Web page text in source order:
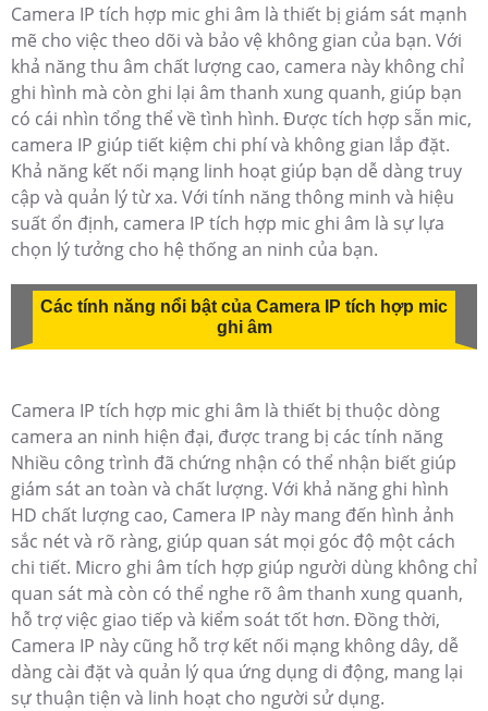
Camera IP tích hợp mic ghi âm là thiết bị giám sát mạnh
mẽ cho việc theo dõi và bảo vệ không gian của bạn. Với
khả năng thu âm chất lượng cao, camera này không chỉ
ghi hình mà còn ghi lại âm thanh xung quanh, giúp bạn
có cái nhìn tổng thể về tình hình. Được tích hợp sẵn mic,
camera IP giúp tiết kiệm chi phí và không gian lắp đặt.
Khả năng kết nối mạng linh hoạt giúp bạn dễ dàng truy
cập và quản lý từ xa. Với tính năng thông minh và hiệu
suất ổn định, camera IP tích hợp mic ghi âm là sự lựa
chọn lý tưởng cho hệ thống an ninh của bạn.
Các tính năng nổi bật của Camera IP tích hợp mic
ghi âm
Camera IP tích hợp mic ghi âm là thiết bị thuộc dòng
camera an ninh hiện đại, được trang bị các tính năng
Nhiều công trình đã chứng nhận có thể nhận biết giúp
giám sát an toàn và chất lượng. Với khả năng ghi hình
HD chất lượng cao, Camera IP này mang đến hình ảnh
sắc nét và rõ ràng, giúp quan sát mọi góc độ một cách
chi tiết. Micro ghi âm tích hợp giúp người dùng không chỉ
quan sát mà còn có thể nghe rõ âm thanh xung quanh,
hỗ trợ việc giao tiếp và kiểm soát tốt hơn. Đồng thời,
Camera IP này cũng hỗ trợ kết nối mạng không dây, dễ
dàng cài đặt và quản lý qua ứng dụng di động, mang lại
sự thuận tiện và linh hoạt cho người sử dụng.